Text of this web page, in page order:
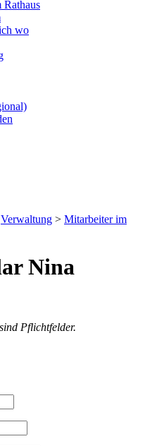
wo
Verwaltung > Mitarbeiter im
Nina
Pflichtfelder.